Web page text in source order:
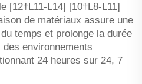
[12†L11-L14] [10†L8-L11]
de matériaux assure une
temps et prolonge la durée
environnements
24 heures sur 24, 7